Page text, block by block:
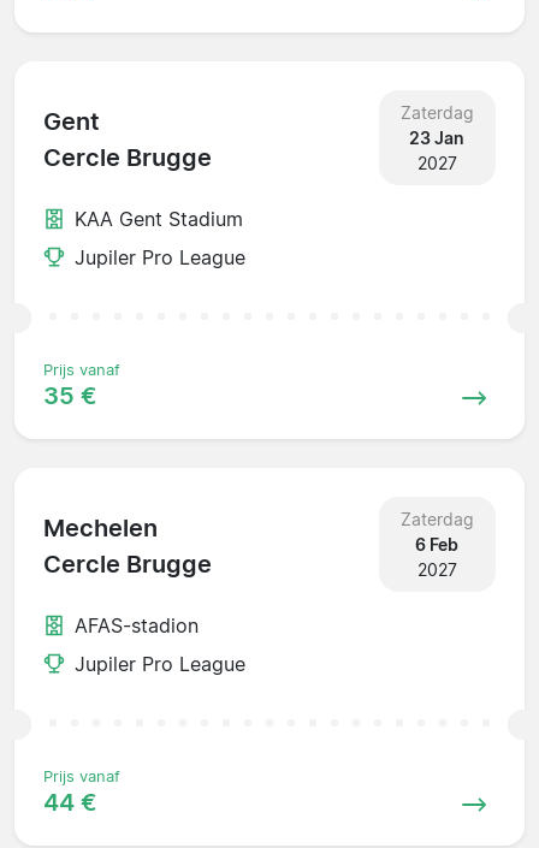
Gent
Cercle Brugge
Zaterdag
23 Jan
2027
KAA Gent Stadium
Jupiler Pro League
Prijs vanaf
35 €
Mechelen
Cercle Brugge
Zaterdag
6 Feb
2027
AFAS-stadion
Jupiler Pro League
Prijs vanaf
44 €